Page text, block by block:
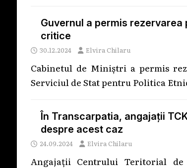
Guvernul a permis
critice
30.12.2024 Elvira Chilaru
Cabinetul de Miniștri a permis
Serviciul de Stat pentru Politica
În Transcarpatia, angajații
despre acest caz
24.09.2024 Elvira Chilaru
Angajații Centrului Teritorial